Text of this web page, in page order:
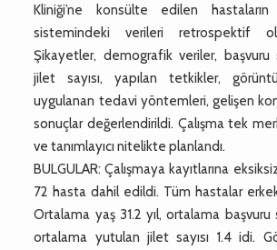
Kliniği’ne konsülte edilen
sistemindeki verileri retrospektif
Şikayetler, demografik veriler, başvuru
jilet sayısı, yapılan tetkikler,
uygulanan tedavi yöntemleri, gelişen
sonuçlar değerlendirildi. Çalışma tek
ve tanımlayıcı nitelikte planlandı.
BULGULAR: Çalışmaya kayıtlarına
72 hasta dahil edildi. Tüm hastalar
Ortalama yaş 31.2 yıl, ortalama
ortalama yutulan jilet sayısı 1.4 idi.